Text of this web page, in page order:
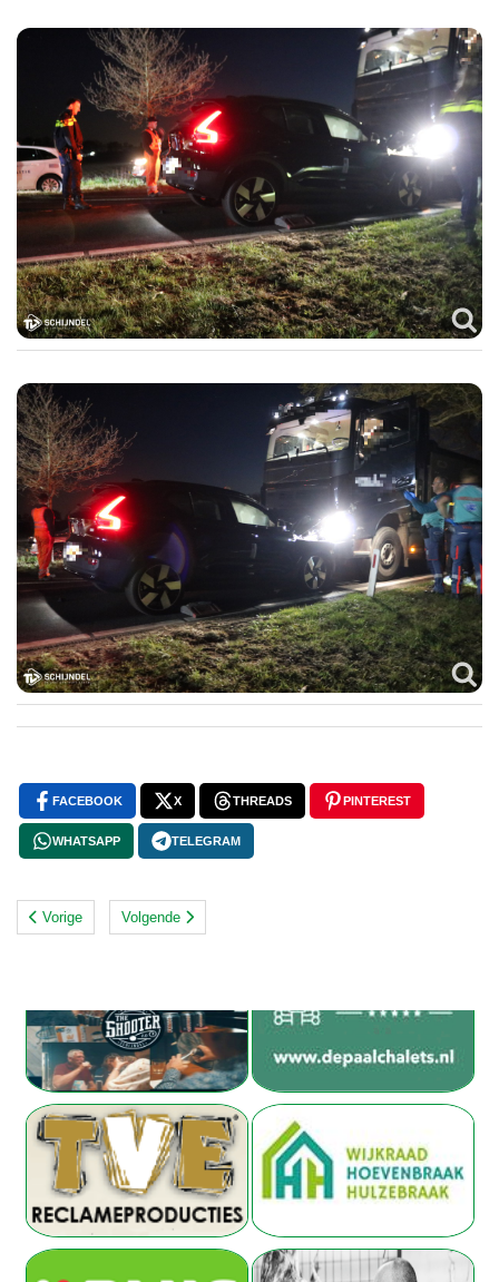
FACEBOOK X THREADS PINTEREST
WHATSAPP TELEGRAM
Vorige Volgende